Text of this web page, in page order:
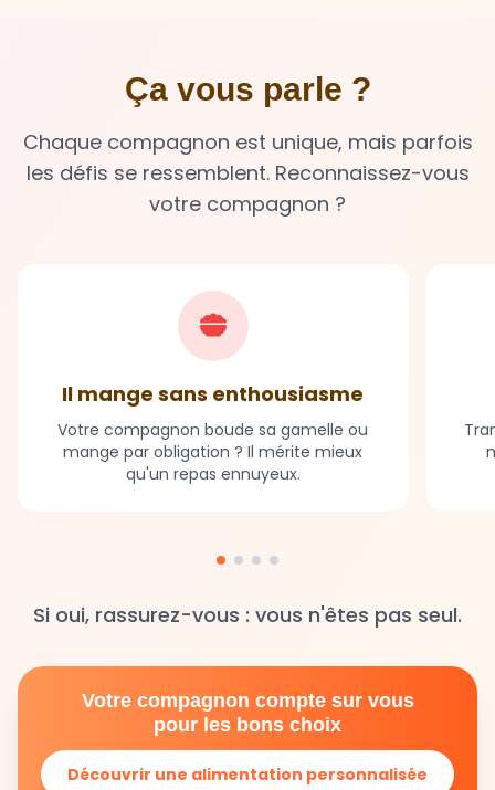
Ça vous parle ?
Chaque compagnon est unique, mais parfois
les défis se ressemblent. Reconnaissez-vous
votre compagnon ?
Il mange sans enthousiasme
Votre compagnon boude sa gamelle ou
mange par obligation ? Il mérite mieux
qu'un repas ennuyeux.
Si oui, rassurez-vous : vous n'êtes pas seul.
Votre compagnon compte sur vous
pour les bons choix
Découvrir une alimentation personnalisée